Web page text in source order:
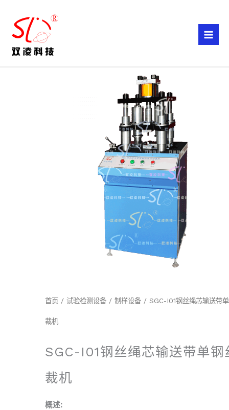
首页 / 试验检测设备 / 制样设备 / SGC-I01钢丝绳芯输送带
裁机
SGC-I01钢丝绳芯输送带单钢
裁机
概述: